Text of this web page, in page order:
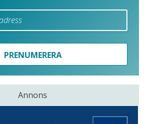
PRENUMERERA
Annons